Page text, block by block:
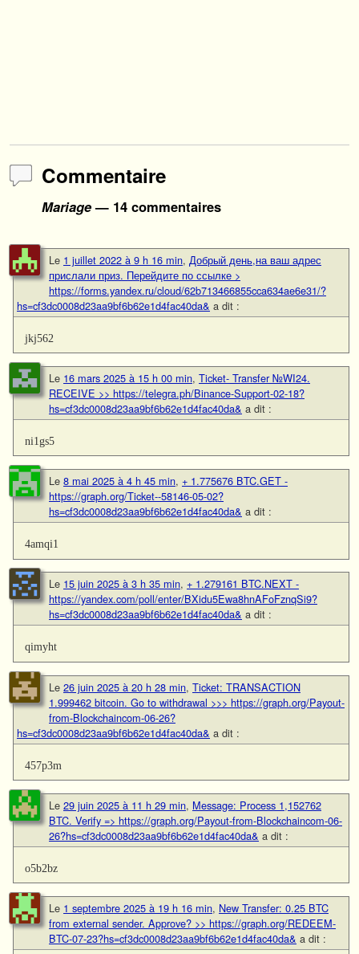
Commentaire
Mariage— 14 commentaires
Le 1 juillet 2022 à 9 h 16 min, Добрый день,на ваш адрес
прислали приз. Перейдите по ссылке >
https://forms.yandex.ru/cloud/62b713466855cca634ae6e31/?
hs=cf3dc0008d23aa9bf6b62e1d4fac40da& a dit :
jkj562
Le 16 mars 2025 à 15 h 00 min, Ticket- Transfer №WI24.
RECEIVE >> https://telegra.ph/Binance-Support-02-18?
hs=cf3dc0008d23aa9bf6b62e1d4fac40da& a dit :
ni1gs5
Le 8 mai 2025 à 4 h 45 min, + 1.775676 BTC.GET -
https://graph.org/Ticket--58146-05-02?
hs=cf3dc0008d23aa9bf6b62e1d4fac40da& a dit :
4amqi1
Le 15 juin 2025 à 3 h 35 min, + 1.279161 BTC.NEXT -
https://yandex.com/poll/enter/BXidu5Ewa8hnAFoFznqSi9?
hs=cf3dc0008d23aa9bf6b62e1d4fac40da& a dit :
qimyht
Le 26 juin 2025 à 20 h 28 min, Ticket: TRANSACTION
1.999462 bitcoin. Go to withdrawal >>> https://graph.org/Payout-
from-Blockchaincom-06-26?
hs=cf3dc0008d23aa9bf6b62e1d4fac40da& a dit :
457p3m
Le 29 juin 2025 à 11 h 29 min, Message: Process 1,152762
BTC. Verify => https://graph.org/Payout-from-Blockchaincom-06-
26?hs=cf3dc0008d23aa9bf6b62e1d4fac40da& a dit :
o5b2bz
Le 1 septembre 2025 à 19 h 16 min, New Transfer: 0.25 BTC
from external sender. Approve? >> https://graph.org/REDEEM-
BTC-07-23?hs=cf3dc0008d23aa9bf6b62e1d4fac40da& a dit :